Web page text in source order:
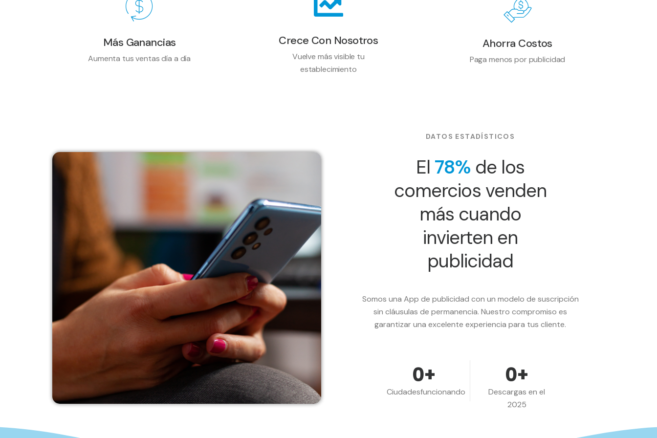
Más Ganancias
Aumenta tus ventas día a día
Crece Con Nosotros
Vuelve más visible tu
establecimiento
Ahorra Costos
Paga menos por publicidad
DATOS ESTADÍSTICOS
El 78% de los
comercios venden
más cuando
invierten en
publicidad
Somos una App de publicidad con un modelo de suscripción
sin cláusulas de permanencia. Nuestro compromiso es
garantizar una excelente experiencia para tus cliente.
0+
Ciudadesfuncionando
0+
Descargas en el
2025